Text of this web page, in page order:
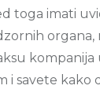
toga imati
organa,
kompanija
i savete kako